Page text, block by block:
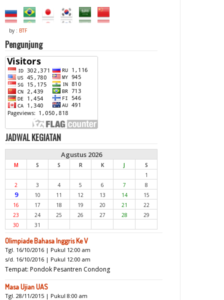
by : BTF
Pengunjung
JADWAL KEGIATAN
Agustus 2026
M S S R K J
S
1
2
3 4 5 6 7 8
9 10 11 12 13 14
15
16
17 18 19 20 21
22
23
24 25 26 27 28
29
30
31
Olimpiade Bahasa Inggris Ke V
Tgl. 16/10/2016 | Pukul 12:00 am
s/d. 16/10/2016 | Pukul 12:00 am
Tempat: Pondok Pesantren Condong
Masa Ujian UAS
Tgl. 28/11/2015 | Pukul 8:00 am